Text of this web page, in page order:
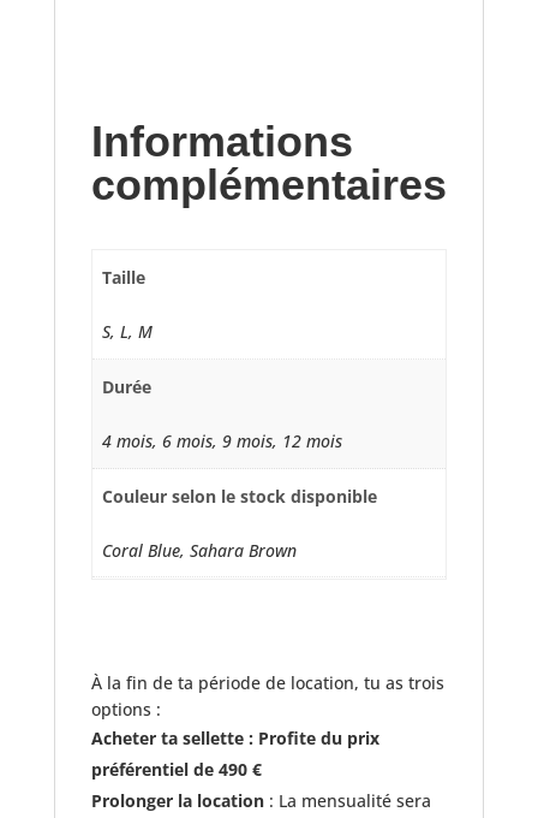
Informations
complémentaires
Taille
S, L, M
Durée
4 mois, 6 mois, 9 mois, 12 mois
Couleur selon le stock disponible
Coral Blue, Sahara Brown​
À la fin de ta période de location, tu as trois
options :
Acheter ta sellette : Profite du prix
préférentiel de 490 €
Prolonger la location: La mensualité sera